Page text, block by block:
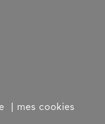
mes cookies